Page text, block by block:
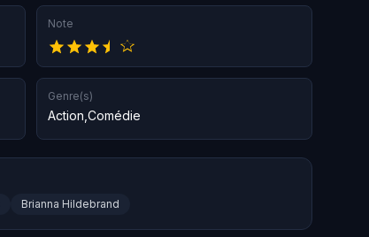
Note
Genre(s)
Action Comédie
Brianna Hildebrand